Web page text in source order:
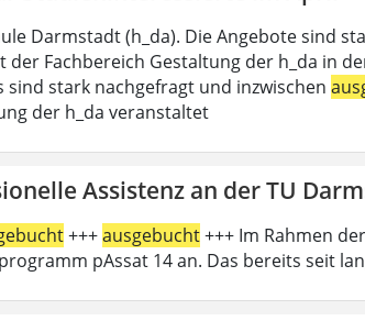
Darmstadt (h_da). Die Angebote sind
Fachbereich Gestaltung der h_da in
sind stark nachgefragt und inzwischen
der h_da veranstaltet
Assistenz an der TU
+++ausgebucht+++ Im Rahmen
pAssat 14 an. Das bereits seit